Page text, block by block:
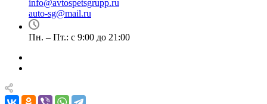
info@avtospetsgrupp.ru
auto-sg@mail.ru
Пн. – Пт.: с 9:00 до 21:00